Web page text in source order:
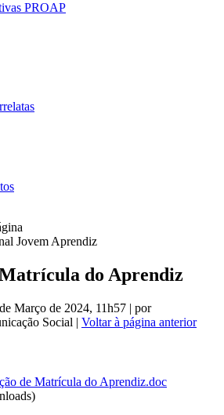
PROAP
Jovem Aprendiz
do Aprendiz
Março de 2024, 11h57 | por
Social | Voltar à página anterior
de Matrícula do Aprendiz.doc